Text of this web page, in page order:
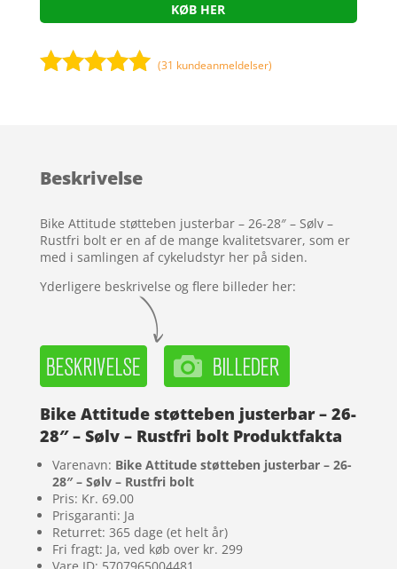
KØB HER
kundebedøm
(31 kundeanmeldelser)
Beskrivelse
Bike Attitude støtteben justerbar – 26-28″ – Sølv –
Rustfri bolt er en af de mange kvalitetsvarer, som er
med i samlingen af cykeludstyr her på siden.
Yderligere beskrivelse og flere billeder her:
Bike Attitude støtteben justerbar – 26-
28″ – Sølv – Rustfri bolt Produktfakta
Varenavn: Bike Attitude støtteben justerbar – 26-
28″ – Sølv – Rustfri bolt
Pris: Kr. 69.00
Prisgaranti: Ja
Returret: 365 dage (et helt år)
Fri fragt: Ja, ved køb over kr. 299